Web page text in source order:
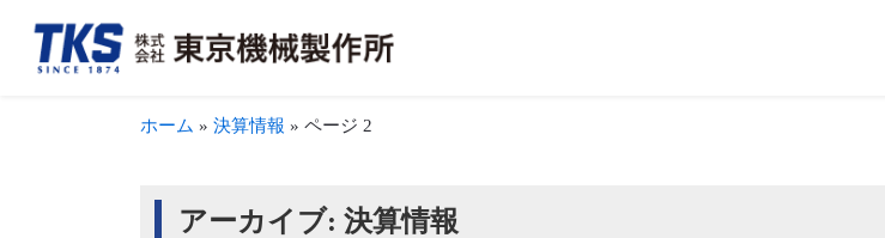
沿革
新聞・商業印刷機周辺機器事業
事業報告書（株主通信）
募集要項・待遇を見る
ホーム » 決算情報 » ページ 2
アーカイブ: 決算情報